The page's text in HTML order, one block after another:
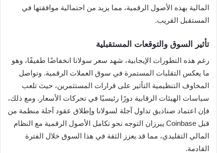
المالية بهذه الأصول الرقمية، مما يزيد من احتمالية موافقتها في
المستقبل القريب.
تأثير السوق والتوقعات المستقبلية
رغم هذه التطورات الإيجابية، شهد سعر سولانا انخفاضًا طفيفًا، وهو
ما يعكس التقلبات المستمرة في سوق العملات الرقمية. وتواصل
المخاوف التنظيمية التأثير على قرارات المستثمرين، حيث تلعب
سياسات الهيئات الرقابية دورًا رئيسيًا في تحركات الأسعار. ومع ذلك،
فإن اعتماد صناديق تداول آجلة لسولانا وإطلاق عقود آجلة منظمة من
قبل Coinbase يبرزان التوجه نحو تكامل الأصول الرقمية مع النظام
المالي التقليدي، مما قد يعزز الثقة في هذا السوق خلال الفترة
القادمة.